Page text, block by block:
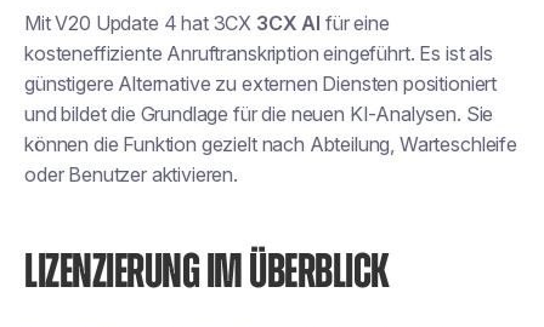
Mit V20 Update 4 hat 3CX 3CX AI für eine
kosteneffiziente Anruftranskription eingeführt. Es ist als
günstigere Alternative zu externen Diensten positioniert
und bildet die Grundlage für die neuen KI-Analysen. Sie
können die Funktion gezielt nach Abteilung, Warteschleife
oder Benutzer aktivieren.
LIZENZIERUNG IM ÜBERBLICK